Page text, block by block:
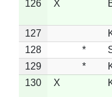
126 X
127
128
*
129
*
130
X